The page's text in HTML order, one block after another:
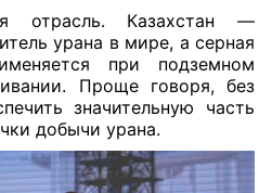
отрасль. Казахстан —
урана в мире, а серная
при подземном
Проще говоря, без
значительную часть
добычи урана.